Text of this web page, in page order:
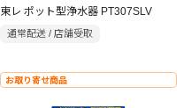
東レ ポット型浄水器 PT307SLV
通常配送 / 店舗受取
お取り寄せ商品